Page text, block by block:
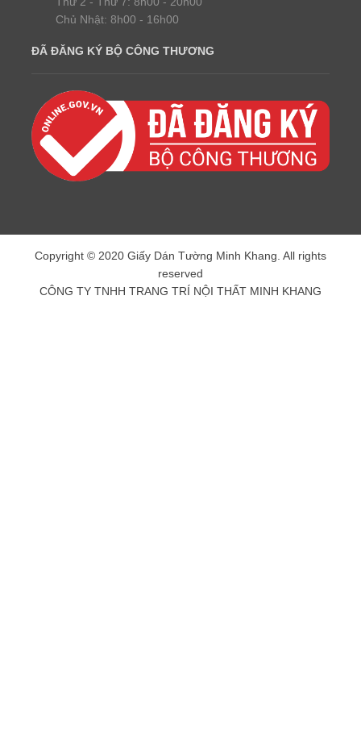
Chủ Nhật: 8h00 - 16h00
ĐÃ ĐĂNG KÝ BỘ CÔNG THƯƠNG
Copyright © 2020 Giấy Dán Tường Minh Khang. All rights
reserved
CÔNG TY TNHH TRANG TRÍ NỘI THẤT MINH KHANG